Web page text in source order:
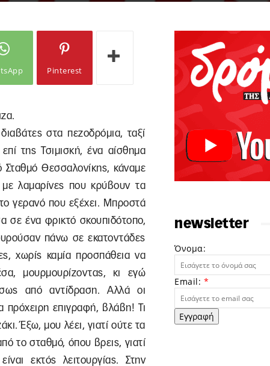
Pinterest
στα πεζοδρόμια, ταξί
της Τσιμισκή, ένα αίσθημα
Σταθμό Θεσσαλονίκης, κάναμε
λαμαρίνες που κρύβουν τα
γερανό που εξέχει. Μπροστά
σε ένα φρικτό σκουπιδότοπο,
πάνω σε εκατοντάδες
χωρίς καμία προσπάθεια να
μουρμουρίζοντας, κι εγώ
από αντίδραση. Αλλά οι
πρόχειρη επιγραφή, βλάβη! Τι
Έξω, μου λέει, γιατί ούτε τα
το σταθμό, όπου βρεις, γιατί
εκτός λειτουργίας. Στην
newsletter
Όνομα:
Email: *
Εγγραφή